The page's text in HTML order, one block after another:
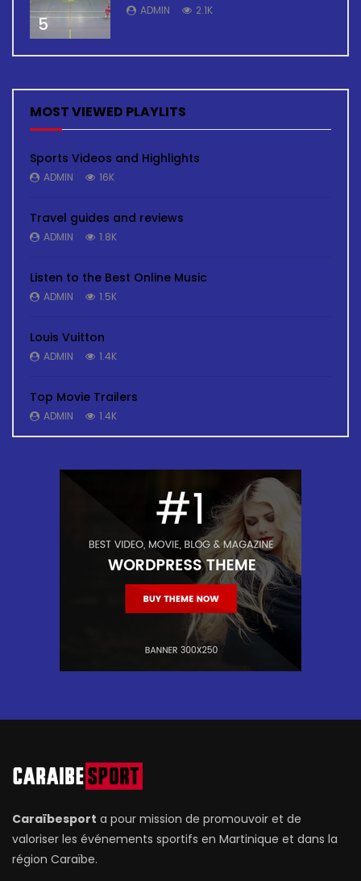
5
ADMIN 2.1K
MOST VIEWED PLAYLITS
Sports Videos and Highlights
ADMIN 16K
Travel guides and reviews
ADMIN 1.8K
Listen to the Best Online Music
ADMIN 1.5K
Louis Vuitton
ADMIN 1.4K
Top Movie Trailers
ADMIN 1.4K
Caraïbesport a pour mission de promouvoir et de
valoriser les événements sportifs en Martinique et dans la
région Caraïbe.